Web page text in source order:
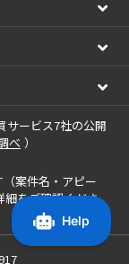
サービス7社の公開
べ ）
案件名・アピー
細をご確認くださ